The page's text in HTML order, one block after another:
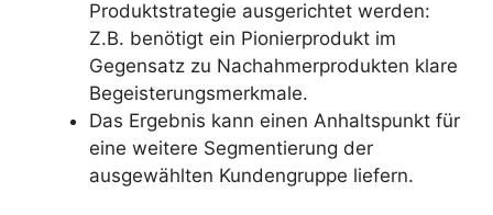
Produktstrategie ausgerichtet werden:
Z.B. benötigt ein Pionierprodukt im
Gegensatz zu Nachahmerprodukten klare
Begeisterungsmerkmale.
Das Ergebnis kann einen Anhaltspunkt für
eine weitere Segmentierung der
ausgewählten Kundengruppe liefern.